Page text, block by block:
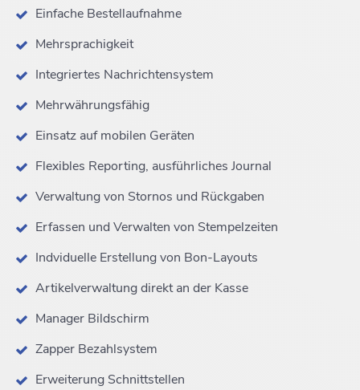
Einfache Bestellaufnahme
Mehrsprachigkeit
Integriertes Nachrichtensystem
Mehrwährungsfähig
Einsatz auf mobilen Geräten
Flexibles Reporting, ausführliches Journal
Verwaltung von Stornos und Rückgaben
Erfassen und Verwalten von Stempelzeiten
Indviduelle Erstellung von Bon-Layouts
Artikelverwaltung direkt an der Kasse
Manager Bildschirm
Zapper Bezahlsystem
Erweiterung Schnittstellen